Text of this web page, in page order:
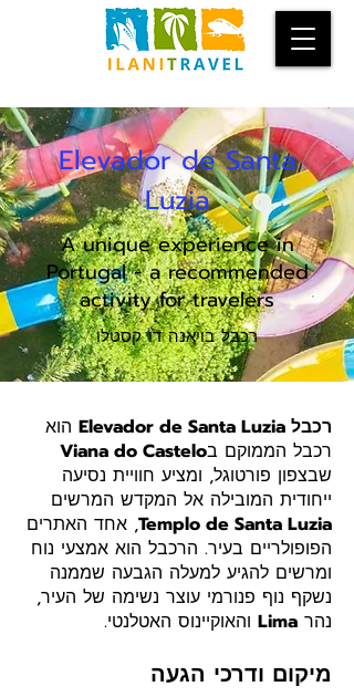
Elevador de Santa
Luzia
A unique experience in
Portugal - a recommended
activity for travelers
רכבל בויאנה דו קסטלו
רכבל Elevador de Santa Luzia
הוא
רכבל הממוקם בViana do Castelo
שבצפון פורטוגל, ומציע חוויית נסיעה
ייחודית המובילה אל המקדש המרשים
Templo de Santa Luzia, אחד האתרים
הפופולריים בעיר. הרכבל הוא אמצעי נוח
ומרשים להגיע למעלה הגבעה שממנה
נשקף נוף פנורמי עוצר נשימה של העיר,
נהר Lima והאוקיינוס האטלנטי.
מיקום ודרכי הגעה